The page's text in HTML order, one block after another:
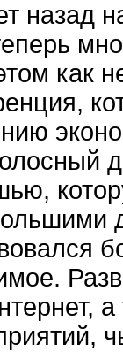
назад
как